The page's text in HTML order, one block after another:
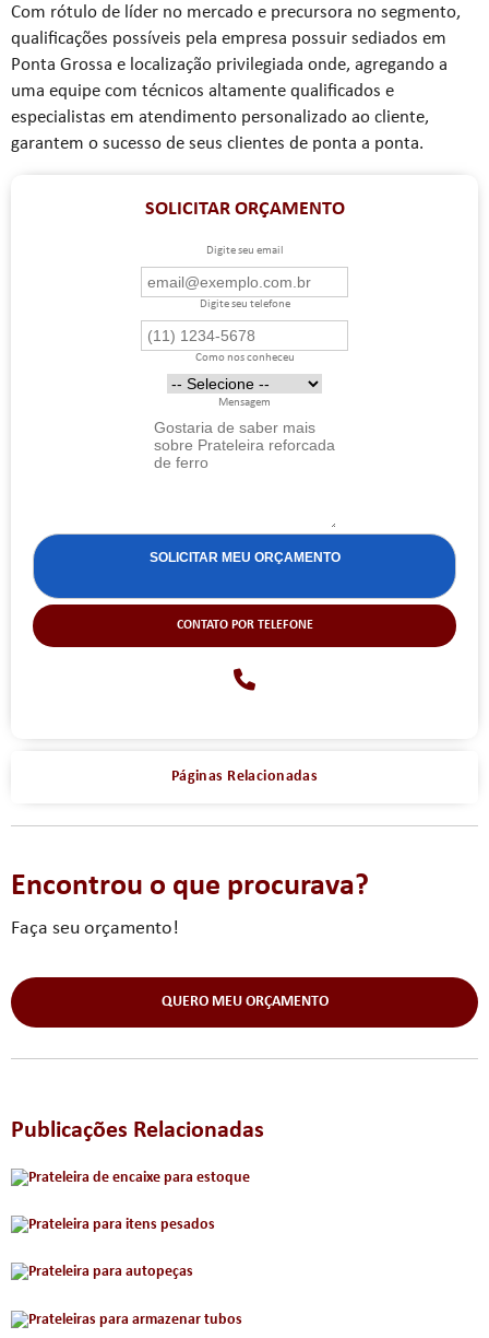
Com rótulo de líder no mercado e precursora no segmento,
qualificações possíveis pela empresa possuir sediados em
Ponta Grossa e localização privilegiada onde, agregando a
uma equipe com técnicos altamente qualificados e
especialistas em atendimento personalizado ao cliente,
garantem o sucesso de seus clientes de ponta a ponta.
SOLICITAR ORÇAMENTO
Digite seu email
Digite seu telefone
Como nos conheceu
Mensagem
CONTATO POR TELEFONE
Páginas Relacionadas
Encontrou o que procurava?
Faça seu orçamento!
QUERO MEU ORÇAMENTO
Publicações Relacionadas